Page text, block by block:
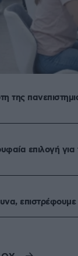
της
επιλογή